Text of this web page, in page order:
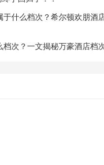
什么档次？希尔顿欢朋酒
档次？一文揭秘万豪酒店档